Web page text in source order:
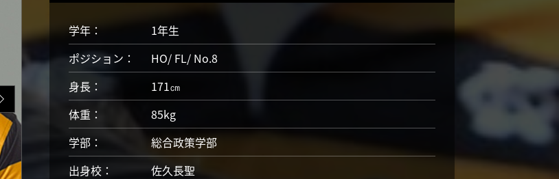
学年：
1年生
ポジション：
HO FL No.8
身長：
171㎝
体重：
85kg
学部：
総合政策学部
出身校：
佐久長聖